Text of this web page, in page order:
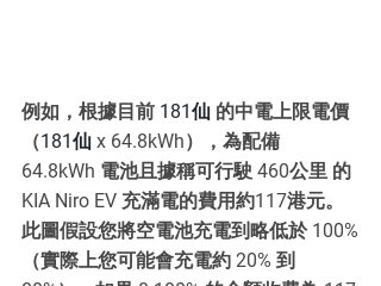
例如，根據目前 181仙 的中電上限電價
（181仙 x 64.8kWh），為配備
64.8kWh 電池且據稱可行駛 460公里 的
KIA Niro EV 充滿電的費用約117港元。
此圖假設您將空電池充電到略低於 100%
（實際上您可能會充電約 20% 到